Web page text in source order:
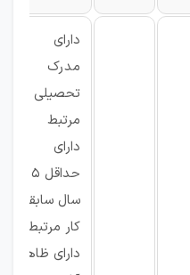
دارای
مدرک
تحصیلی
مرتبط
دارای
حداقل 5
سال سابقه
کار مرتبط
دارای ظاهر